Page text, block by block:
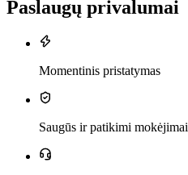
Paslaugų privalumai
Momentinis pristatymas
Saugūs ir patikimi mokėjimai